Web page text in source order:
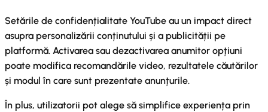
Setările de confidențialitate YouTube au un impact direct
asupra personalizării conținutului și a publicității pe
platformă. Activarea sau dezactivarea anumitor opțiuni
poate modifica recomandările video, rezultatele căutărilor
și modul în care sunt prezentate anunțurile.
În plus, utilizatorii pot alege să simplifice experiența prin